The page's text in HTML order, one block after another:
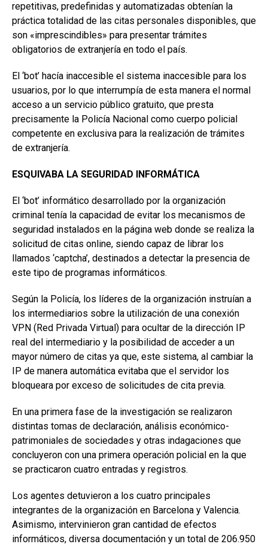
repetitivas, predefinidas y automatizadas obtenían la
práctica totalidad de las citas personales disponibles, que
son «imprescindibles» para presentar trámites
obligatorios de extranjería en todo el país.
El ‘bot’ hacía inaccesible el sistema inaccesible para los
usuarios, por lo que interrumpía de esta manera el normal
acceso a un servicio público gratuito, que presta
precisamente la Policía Nacional como cuerpo policial
competente en exclusiva para la realización de trámites
de extranjería.
ESQUIVABA LA SEGURIDAD INFORMÁTICA
El ‘bot’ informático desarrollado por la organización
criminal tenía la capacidad de evitar los mecanismos de
seguridad instalados en la página web donde se realiza la
solicitud de citas online, siendo capaz de librar los
llamados ‘captcha’, destinados a detectar la presencia de
este tipo de programas informáticos.
Según la Policía, los líderes de la organización instruían a
los intermediarios sobre la utilización de una conexión
VPN (Red Privada Virtual) para ocultar de la dirección IP
real del intermediario y la posibilidad de acceder a un
mayor número de citas ya que, este sistema, al cambiar la
IP de manera automática evitaba que el servidor los
bloqueara por exceso de solicitudes de cita previa.
En una primera fase de la investigación se realizaron
distintas tomas de declaración, análisis económico-
patrimoniales de sociedades y otras indagaciones que
concluyeron con una primera operación policial en la que
se practicaron cuatro entradas y registros.
Los agentes detuvieron a los cuatro principales
integrantes de la organización en Barcelona y Valencia.
Asimismo, intervinieron gran cantidad de efectos
informáticos, diversa documentación y un total de 206.950